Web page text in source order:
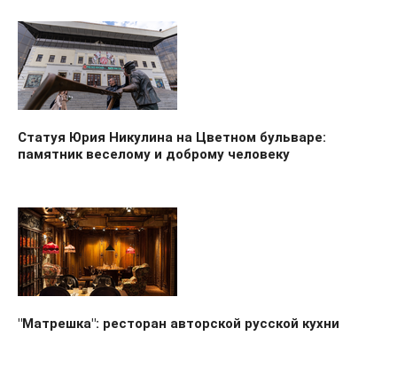
Cтатуя Юрия Никулина на Цветном бульваре:
памятник веселому и доброму человеку
"Матрешка": ресторан авторской русской кухни